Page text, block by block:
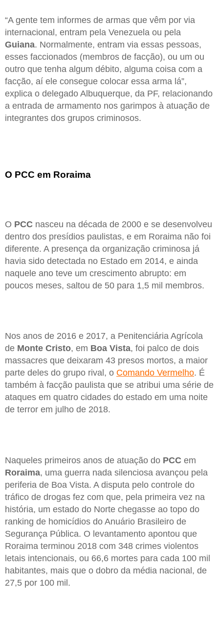
“A gente tem informes de armas que vêm por via
internacional, entram pela Venezuela ou pela
Guiana. Normalmente, entram via essas pessoas,
esses faccionados (membros de facção), ou um ou
outro que tenha algum débito, alguma coisa com a
facção, aí ele consegue colocar essa arma lá”,
explica o delegado Albuquerque, da PF, relacionando
a entrada de armamento nos garimpos à atuação de
integrantes dos grupos criminosos.
O PCC em Roraima
O PCC nasceu na década de 2000 e se desenvolveu
dentro dos presídios paulistas, e em Roraima não foi
diferente. A presença da organização criminosa já
havia sido detectada no Estado em 2014, e ainda
naquele ano teve um crescimento abrupto: em
poucos meses, saltou de 50 para 1,5 mil membros.
Nos anos de 2016 e 2017, a Penitenciária Agrícola
de Monte Cristo, em Boa Vista, foi palco de dois
massacres que deixaram 43 presos mortos, a maior
parte deles do grupo rival, o Comando Vermelho. É
também à facção paulista que se atribui uma série de
ataques em quatro cidades do estado em uma noite
de terror em julho de 2018.
Naqueles primeiros anos de atuação do PCC em
Roraima, uma guerra nada silenciosa avançou pela
periferia de Boa Vista. A disputa pelo controle do
tráfico de drogas fez com que, pela primeira vez na
história, um estado do Norte chegasse ao topo do
ranking de homicídios do Anuário Brasileiro de
Segurança Pública. O levantamento apontou que
Roraima terminou 2018 com 348 crimes violentos
letais intencionais, ou 66,6 mortes para cada 100 mil
habitantes, mais que o dobro da média nacional, de
27,5 por 100 mil.